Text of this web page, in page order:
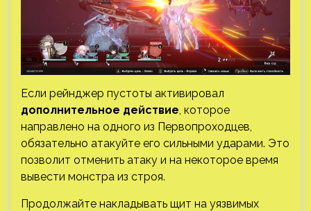
Если рейнджер пустоты активировал
дополнительное действие, которое
направлено на одного из Первопроходцев,
обязательно атакуйте его сильными ударами. Это
позволит отменить атаку и на некоторое время
вывести монстра из строя.
Продолжайте накладывать щит на уязвимых